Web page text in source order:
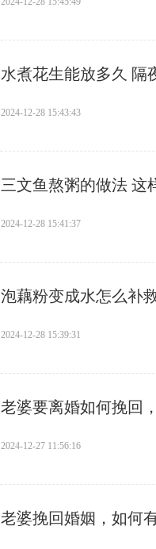
水煮花生能放多久 隔
2024-12-28 15:43:43
三文鱼熬粥的做法 这
2024-12-28 15:41:37
泡藕粉变成水怎么补
2024-12-28 15:39:31
老婆要离婚如何挽回
2024-12-27 11:56:16
老婆挽回婚姻，如何